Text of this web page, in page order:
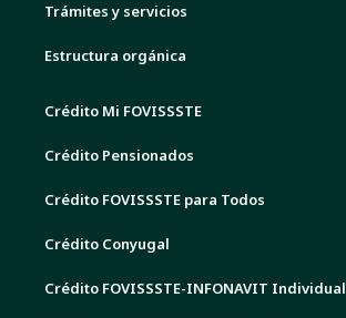
Trámites y servicios
Estructura orgánica
Crédito Mi FOVISSSTE
Crédito Pensionados
Crédito FOVISSSTE para Todos
Crédito Conyugal
Crédito FOVISSSTE-INFONAVIT Individual